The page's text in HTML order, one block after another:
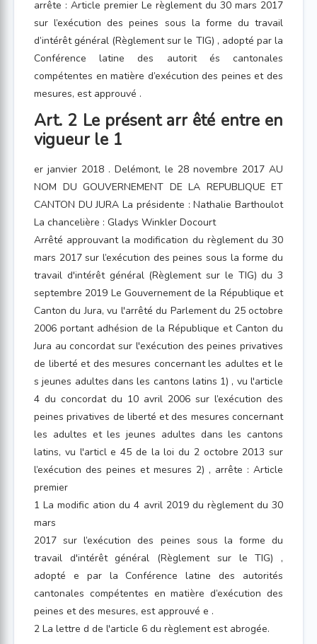
arrête : Article premier Le règlement du 30 mars 2017
sur l’exécution des peines sous la forme du travail
d’intérêt général (Règlement sur le TIG) , adopté par la
Conférence latine des autorit és cantonales
compétentes en matière d’exécution des peines et des
mesures, est approuvé .
Art. 2 Le présent arr êté entre en
vigueur le 1
er janvier 2018 . Delémont, le 28 novembre 2017 AU
NOM DU GOUVERNEMENT DE LA REPUBLIQUE ET
CANTON DU JURA La présidente : Nathalie Barthoulot
La chancelière : Gladys Winkler Docourt
Arrêté approuvant la modification du règlement du 30
mars 2017 sur l’exécution des peines sous la forme du
travail d'intérêt général (Règlement sur le TIG) du 3
septembre 2019 Le Gouvernement de la République et
Canton du Jura, vu l'arrêté du Parlement du 25 octobre
2006 portant adhésion de la République et Canton du
Jura au concordat sur l'exécution des peines privatives
de liberté et des mesures concernant les adultes et le
s jeunes adultes dans les cantons latins 1) , vu l'article
4 du concordat du 10 avril 2006 sur l’exécution des
peines privatives de liberté et des mesures concernant
les adultes et les jeunes adultes dans les cantons
latins, vu l'articl e 45 de la loi du 2 octobre 2013 sur
l’exécution des peines et mesures 2) , arrête : Article
premier
1 La modific ation du 4 avril 2019 du règlement du 30
mars
2017 sur l’exécution des peines sous la forme du
travail d'intérêt général (Règlement sur le TIG) ,
adopté e par la Conférence latine des autorités
cantonales compétentes en matière d’exécution des
peines et des mesures, est approuvé e .
2 La lettre d de l'article 6 du règlement est abrogée.